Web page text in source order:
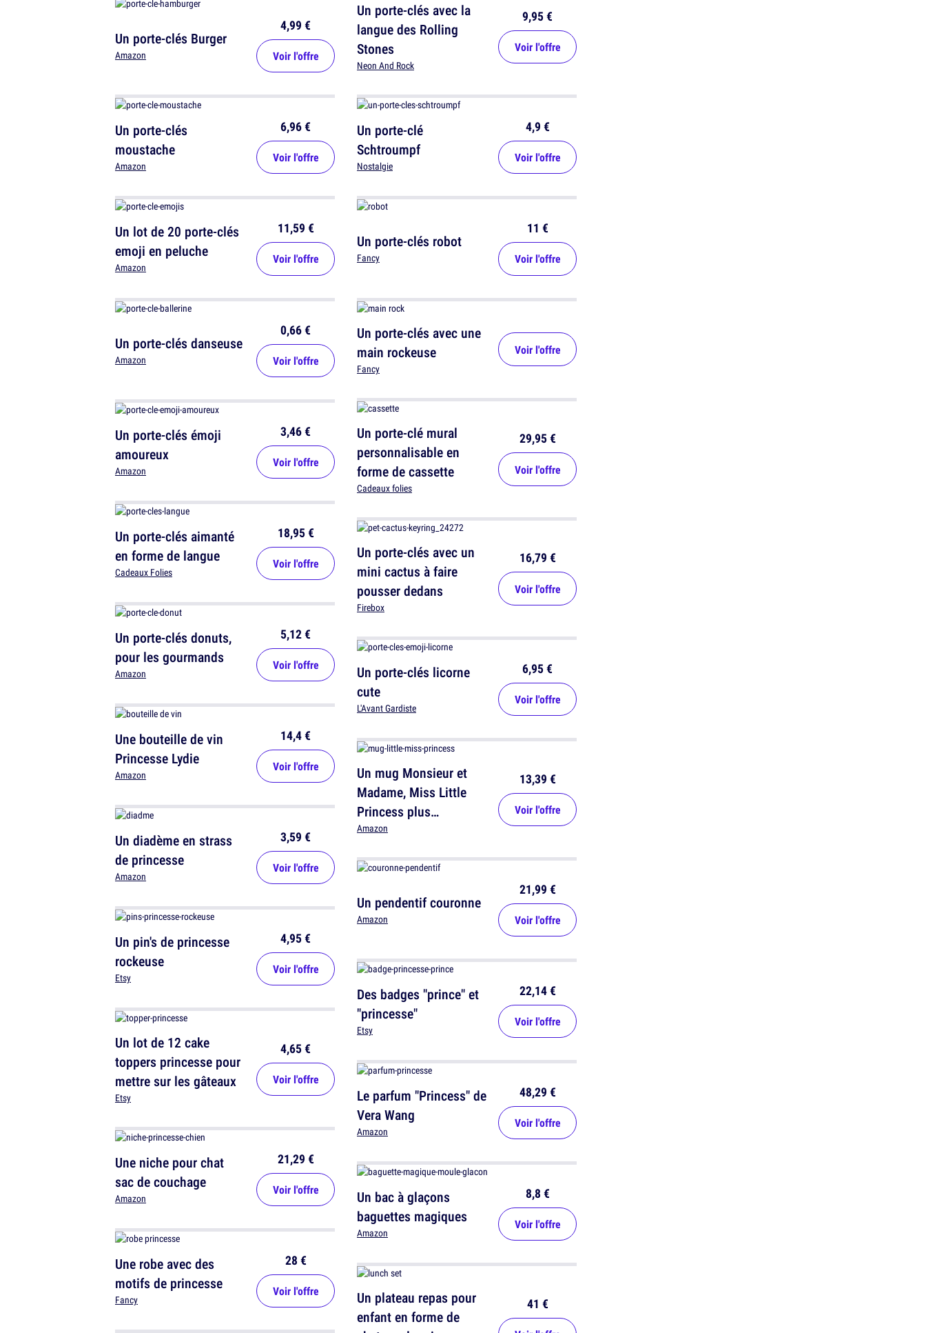
Un porte-clés Burger
Amazon
4,99 €
Voir l'offre
Un porte-clés
moustache
Amazon
6,96 €
Voir l'offre
Un lot de 20 porte-clés
emoji en peluche
Amazon
11,59 €
Voir l'offre
Un porte-clés danseuse
Amazon
0,66 €
Voir l'offre
Un porte-clés émoji
amoureux
Amazon
3,46 €
Voir l'offre
Un porte-clés aimanté
en forme de langue
Cadeaux Folies
18,95 €
Voir l'offre
Un porte-clés donuts,
pour les gourmands
Amazon
5,12 €
Voir l'offre
Une bouteille de vin
Princesse Lydie
Amazon
14,4 €
Voir l'offre
Un diadème en strass
de princesse
Amazon
3,59 €
Voir l'offre
Un pin's de princesse
rockeuse
Etsy
4,95 €
Voir l'offre
Un lot de 12 cake
toppers princesse pour
mettre sur les gâteaux
Etsy
4,65 €
Voir l'offre
Une niche pour chat
sac de couchage
Amazon
21,29 €
Voir l'offre
Une robe avec des
motifs de princesse
Fancy
28 €
Voir l'offre
Un porte-clés avec la
langue des Rolling
Stones
Neon And Rock
9,95 €
Voir l'offre
Un porte-clé
Schtroumpf
Nostalgie
4,9 €
Voir l'offre
Un porte-clés robot
Fancy
11 €
Voir l'offre
Un porte-clés avec une
main rockeuse
Fancy
Voir l'offre
Un porte-clé mural
personnalisable en
forme de cassette
Cadeaux folies
29,95 €
Voir l'offre
Un porte-clés avec un
mini cactus à faire
pousser dedans
Firebox
16,79 €
Voir l'offre
Un porte-clés licorne
cute
L'Avant Gardiste
6,95 €
Voir l'offre
Un mug Monsieur et
Madame, Miss Little
Princess plus
précisément
Amazon
13,39 €
Voir l'offre
Un pendentif couronne
Amazon
21,99 €
Voir l'offre
Des badges "prince" et
"princesse"
Etsy
22,14 €
Voir l'offre
Le parfum "Princess" de
Vera Wang
Amazon
48,29 €
Voir l'offre
Un bac à glaçons
baguettes magiques
Amazon
8,8 €
Voir l'offre
Un plateau repas pour
enfant en forme de
41 €